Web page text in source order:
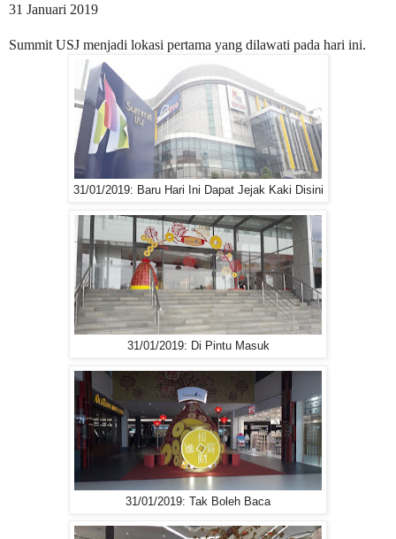
31 Januari 2019
Summit USJ menjadi lokasi pertama yang dilawati pada hari ini.
31/01/2019: Baru Hari Ini Dapat Jejak Kaki Disini
31/01/2019: Di Pintu Masuk
31/01/2019: Tak Boleh Baca